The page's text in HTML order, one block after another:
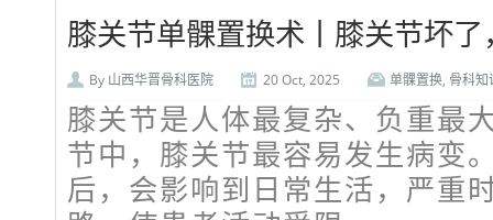
膝关节单髁置换术丨膝关节坏
By 山西华晋骨科医院 20 Oct, 2025 单髁置换, 骨科知
膝关节是人体最复杂、负重最
节中，膝关节最容易发生病变
后，会影响到日常生活，严重